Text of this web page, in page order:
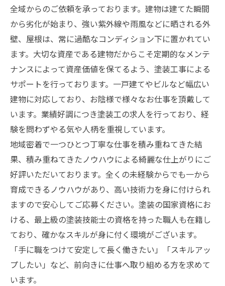
全域からのご依頼を承っております。建物は建てた瞬間
から劣化が始まり、強い紫外線や雨風などに晒される外
壁、屋根は、常に過酷なコンディション下に置かれてい
ます。大切な資産である建物だからこそ定期的なメンテ
ナンスによって資産価値を保てるよう、塗装工事による
サポートを行っております。一戸建てやビルなど幅広い
建物に対応しており、お陰様で様々なお仕事を頂戴して
います。業績好調につき塗装工の求人を行っており、経
験を問わずやる気や人柄を重視しています。
地域密着で一つひとつ丁寧な仕事を積み重ねてきた結
果、積み重ねてきたノウハウによる綺麗な仕上がりにご
好評いただいております。全くの未経験からでも一から
育成できるノウハウがあり、高い技術力を身に付けられ
ますので安心してご応募ください。塗装の国家資格にお
ける、最上級の塗装技能士の資格を持った職人も在籍し
ており、確かなスキルが身に付く環境がございます。
「手に職をつけて安定して長く働きたい」「スキルアッ
プしたい」など、前向きに仕事へ取り組める方を求めて
います。